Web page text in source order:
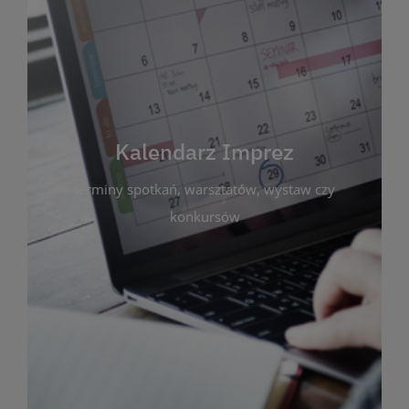
Kalendarz Imprez
terminy spotkań, warsztatów, wystaw czy
konkursów
Kalendarz Imprez
Zakładka ta gromadzi wszystkie planowane
wydarzenia kulturalne i edukacyjne organizowane
przez bibliotekę. Możesz tu sprawdzić terminy
spotkań, warsztatów, wystaw czy konkursów.
Dzięki przejrzystemu kalendarzowi łatwo
zaplanujesz udział w interesujących Cię
wydarzeniach. Aktualizujemy harmonogram na
bieżąco, by zawsze był zgodny z planem pracy
biblioteki. Zapraszamy do śledzenia i uczestnictwa
w życiu kulturalnym miasta!
WIĘCEJ